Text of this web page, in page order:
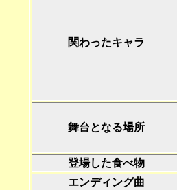
関わったキャラ
舞台となる場所
登場した食べ物
エンディング曲